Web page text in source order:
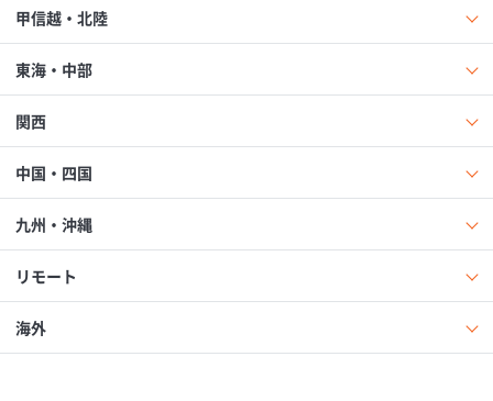
甲信越・北陸
東海・中部
関西
中国・四国
九州・沖縄
リモート
海外